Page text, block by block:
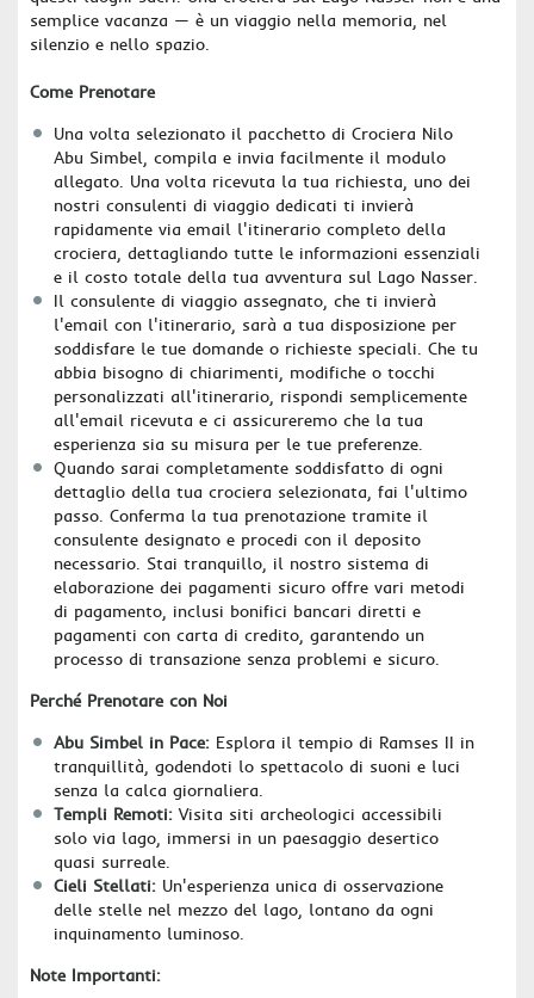
semplice vacanza — è un viaggio nella memoria, nel
silenzio e nello spazio.
Come Prenotare
Una volta selezionato il pacchetto di Crociera Nilo
Abu Simbel, compila e invia facilmente il modulo
allegato. Una volta ricevuta la tua richiesta, uno dei
nostri consulenti di viaggio dedicati ti invierà
rapidamente via email l'itinerario completo della
crociera, dettagliando tutte le informazioni essenziali
e il costo totale della tua avventura sul Lago Nasser.
Il consulente di viaggio assegnato, che ti invierà
l'email con l'itinerario, sarà a tua disposizione per
soddisfare le tue domande o richieste speciali. Che tu
abbia bisogno di chiarimenti, modifiche o tocchi
personalizzati all'itinerario, rispondi semplicemente
all'email ricevuta e ci assicureremo che la tua
esperienza sia su misura per le tue preferenze.
Quando sarai completamente soddisfatto di ogni
dettaglio della tua crociera selezionata, fai l'ultimo
passo. Conferma la tua prenotazione tramite il
consulente designato e procedi con il deposito
necessario. Stai tranquillo, il nostro sistema di
elaborazione dei pagamenti sicuro offre vari metodi
di pagamento, inclusi bonifici bancari diretti e
pagamenti con carta di credito, garantendo un
processo di transazione senza problemi e sicuro.
Perché Prenotare con Noi
Abu Simbel in Pace: Esplora il tempio di Ramses II in
tranquillità, godendoti lo spettacolo di suoni e luci
senza la calca giornaliera.
Templi Remoti: Visita siti archeologici accessibili
solo via lago, immersi in un paesaggio desertico
quasi surreale.
Cieli Stellati: Un'esperienza unica di osservazione
delle stelle nel mezzo del lago, lontano da ogni
inquinamento luminoso.
Note Importanti: